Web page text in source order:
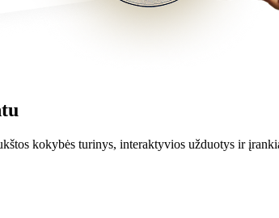
kokybės turinys, interaktyvios užduotys ir